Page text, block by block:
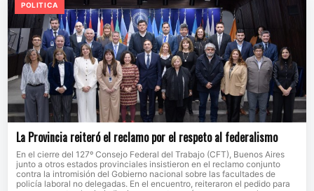
POLITICA
La Provincia reiteró el reclamo por el respeto al federalismo
En el cierre del 127º Consejo Federal del Trabajo (CFT), Buenos Aires
junto a otros estados provinciales insistieron en el reclamo conjunto
contra la intromisión del Gobierno nacional sobre las facultades de
policía laboral no delegadas. En el encuentro, reiteraron el pedido para